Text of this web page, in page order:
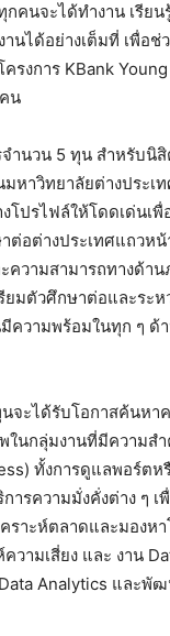
คนจะได้ทำงาน เรีย
นได้อย่างเต็มที่ เพื่
รงการ KBank
น
ำนวน 5 ทุน สำหรับ
าวิทยาลัยต่างประเ
ปรไฟล์ให้โดดเด่นเพื่
อต่างประเทศแถวห
วามสามารถทางด้า
มตัวศึกษาต่อและระห
วามพร้อมในทุก ๆ ด้
จะได้รับโอกาสค้นห
ในกลุ่มงานที่มีความ
ทั้งการดูแลพอร์ต
รความมั่งคั่งต่าง ๆ
ราะห์ตลาดและมองห
มเสี่ยง และ งาน
Analytics และพั